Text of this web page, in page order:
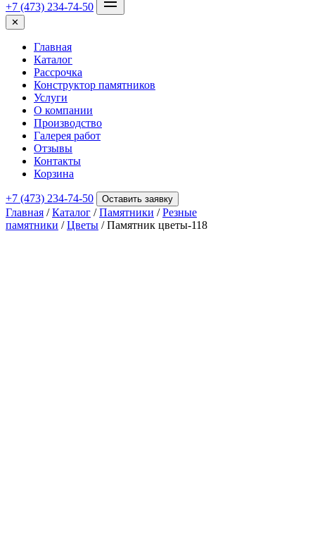
+7 (473) 234-74-50
✕
Главная
Каталог
Рассрочка
Конструктор памятников
Услуги
О компании
Производство
Галерея работ
Отзывы
Контакты
Корзина
+7 (473) 234-74-50 Оставить заявку
Главная /Каталог /Памятники /Резные
памятники /Цветы / Памятник цветы-118